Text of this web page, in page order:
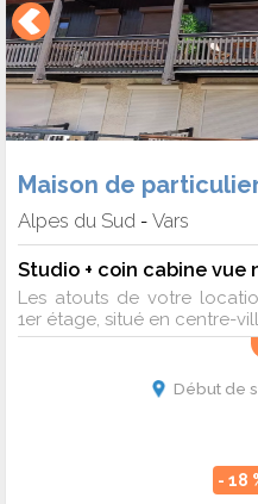
Maison de
Alpes du Sud - Vars
Les atouts de votre
1er étage, situé en centre-
Début de
- 18